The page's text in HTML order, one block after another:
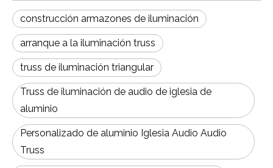
construcción armazones de iluminación
arranque a la iluminación truss
truss de iluminación triangular
Truss de iluminación de audio de iglesia de
aluminio
Personalizado de aluminio Iglesia Audio Audio
Truss